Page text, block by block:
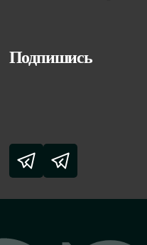
Подпишись